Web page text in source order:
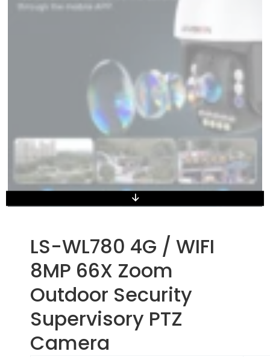
LS-WL780 4G / WIFI
8MP 66X Zoom
Outdoor Security
Supervisory PTZ
Camera